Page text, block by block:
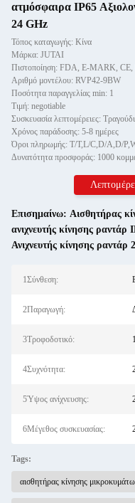
ατμόσφαιρα IP65
24 GHz
Τόπος καταγωγής: Κίνα
Μάρκα: JUTAI
Αριθμό μοντέλου: RVP42-9BW
Ποσότητα παραγγελίας min: 1
Τιμή: negotiable
Συσκευασία λεπτομέρειες: Τραγούδι
Χρόνος παράδοσης: 5-8 ημέρες
Όροι πληρωμής: T/T,L/C,D/A,D/
Δυνατότητα προσφοράς: 1000
Επισημαίνω: Αισθητήρας
ανιχνευτής κίνησης ραντάρ
Ανιχνευτής κίνησης ραντάρ
1Σύνθεση:
2Παραγωγή:
3Τροφοδοτικό:
4Συχνότητα:
5Ύψος ανίχνευσης:
6Μέγεθος συσκευασίας:
Tags:
αισθητήρας κίνησης